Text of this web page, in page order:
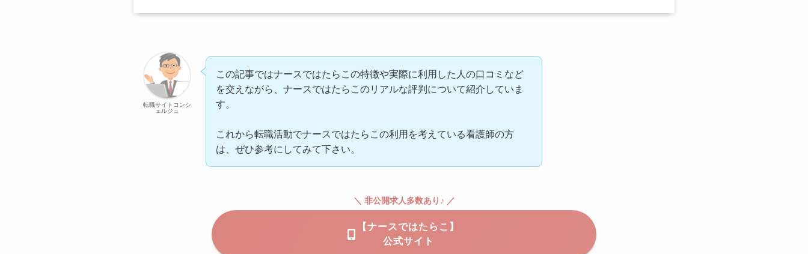
転職サイトコンシ
ェルジュ
この記事ではナースではたらこの特徴や実際に利用した人の口コミなど
を交えながら、ナースではたらこのリアルな評判について紹介していま
す。
これから転職活動でナースではたらこの利用を考えている看護師の方
は、ぜひ参考にしてみて下さい。
＼ 非公開求人多数あり♪ ／
【ナースではたらこ】
公式サイト